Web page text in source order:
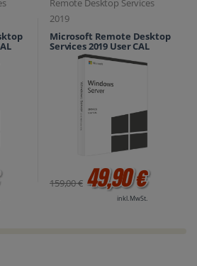
2019
Microsoft Remote Desktop
Services 2019 User CAL
159,00 € 49,90 €
inkl. MwSt.